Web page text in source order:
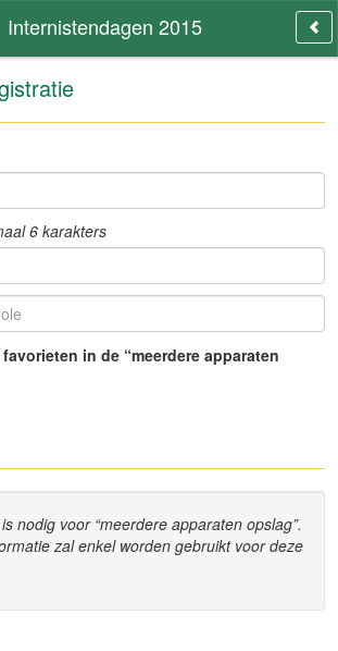
Internistendagen 2015
6 karakters
in de “meerdere apparaten
nodig voor “meerdere apparaten opslag”.
zal enkel worden gebruikt voor deze